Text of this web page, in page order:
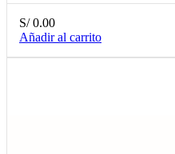
S/0.00
Añadir al carrito